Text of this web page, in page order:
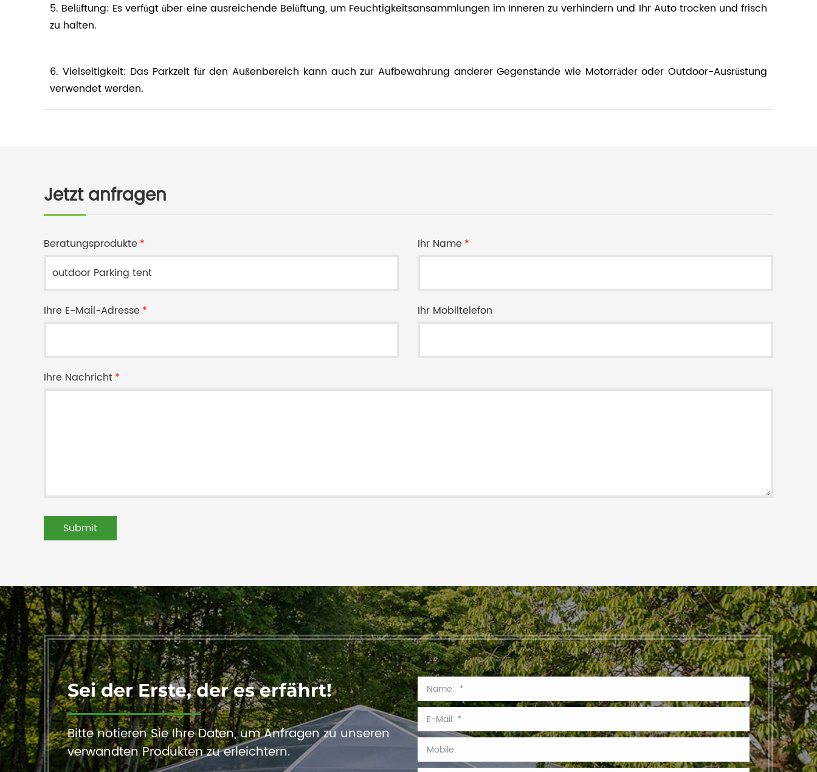
5. Belüftung: Es verfügt über eine ausreichende Belüftung, um Feuchtigkeitsansammlungen im Inneren zu verhindern und Ihr Auto trocken und frisch
zu halten.
6. Vielseitigkeit: Das Parkzelt für den Außenbereich kann auch zur Aufbewahrung anderer Gegenstände wie Motorräder oder Outdoor-Ausrüstung
verwendet werden.
Jetzt anfragen
Beratungsprodukte* Ihr Name*
Ihre E-Mail-Adresse* Ihr Mobiltelefon
Ihre Nachricht*
Sei der Erste, der es erfährt!
Bitte notieren Sie Ihre Daten, um Anfragen zu unseren
verwandten Produkten zu erleichtern.